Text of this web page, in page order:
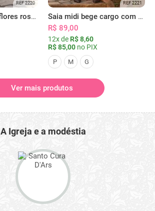
REF 2220
Saia midi branca flores rosas com bolsos
REF 2221
Saia midi bege cargo com bolsos
R$ 89,00
12x de R$ 8,60
R$ 85,00 no PIX
P M G
Ver mais produtos
A Igreja e a modéstia